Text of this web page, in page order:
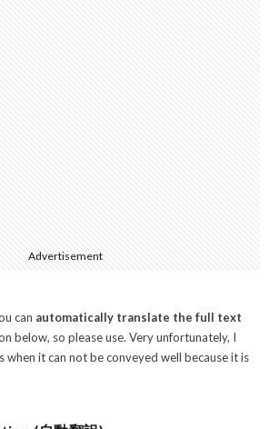
Advertisement
can automatically translate the full text
below, so please use. Very unfortunately, I
it can not be conveyed well because it is